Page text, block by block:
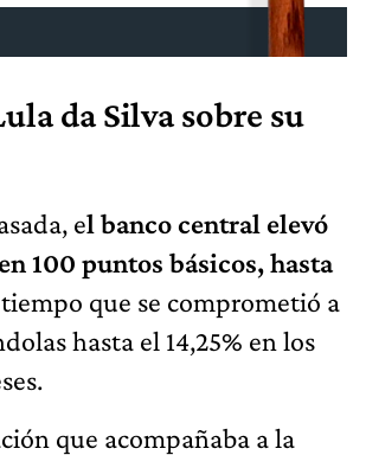
da Silva sobre su
el banco central elevó
100 puntos básicos, hasta
que se comprometió a
hasta el 14,25% en los
que acompañaba a la